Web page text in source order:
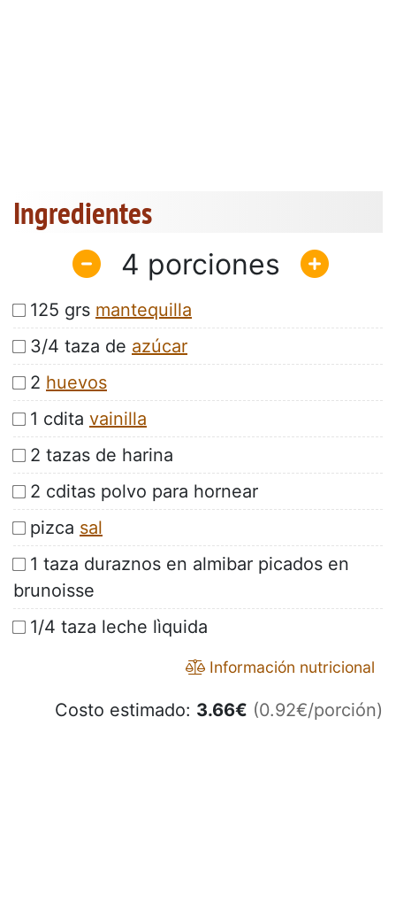
Ingredientes
4
125 grs mantequilla
3/4 taza de azúcar
2 huevos
1 cdita vainilla
2 tazas de harina
2 cditas polvo para hornear
pizca sal
1 taza duraznos en almibar picados en
brunoisse
1/4 taza leche lìquida
Información nutricional
Costo estimado: 3.66€ (0.92€/porción)